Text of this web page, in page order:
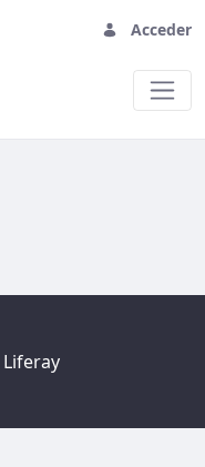
Acceder
Liferay